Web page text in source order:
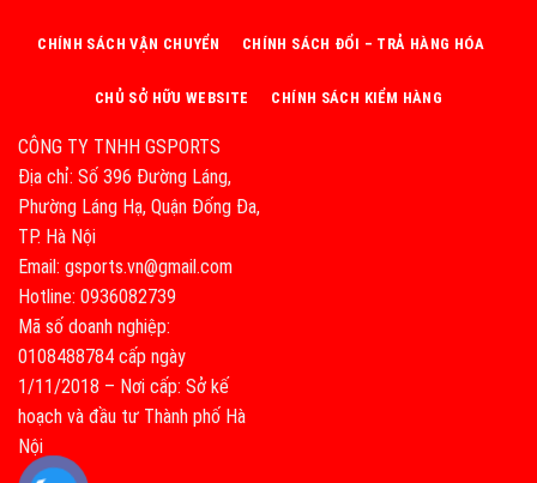
CÔNG TY TNHH GSPORTS
Địa chỉ: Số 396 Đường Láng,
Phường Láng Hạ, Quận Đống Đa,
TP. Hà Nội
Email: gsports.vn@gmail.com
Hotline: 0936082739
Mã số doanh nghiệp:
0108488784 cấp ngày
1/11/2018 – Nơi cấp: Sở kế
hoạch và đầu tư Thành phố Hà
Nội
CHÍNH SÁCH VẬN CHUYỂN CHÍNH SÁCH ĐỔI – TRẢ HÀNG HÓA
CHỦ SỞ HỮU WEBSITE CHÍNH SÁCH KIỂM HÀNG